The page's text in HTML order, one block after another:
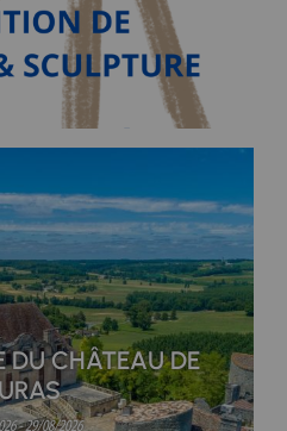
DU CHÂTEAU DE
- 29/08/2026